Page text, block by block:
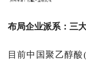
布局企业派系：三
目前中国聚乙醇